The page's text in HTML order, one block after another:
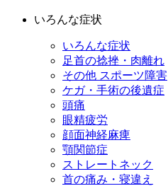
いろんな症状
いろんな症状
足首の捻挫・肉離れ
その他 スポーツ障害
ケガ・手術の後遺症
頭痛
眼精疲労
顔面神経麻痺
顎関節症
ストレートネック
首の痛み・寝違え